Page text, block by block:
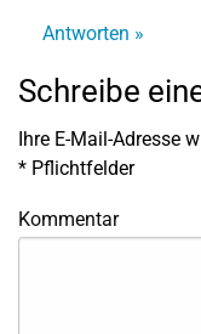
Antworten »
Schreibe
Ihre E-Mail-Adresse
* Pflichtfelder
Kommentar